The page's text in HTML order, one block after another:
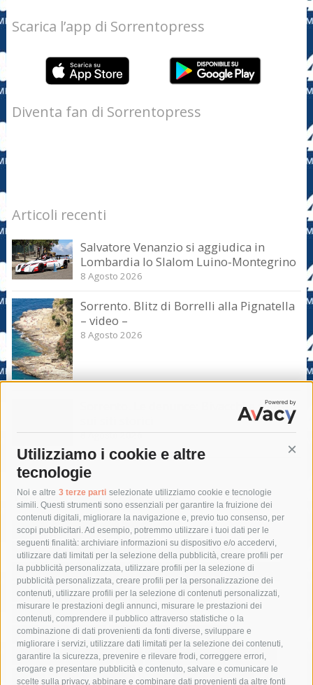
Utilizziamo i cookie e altre
tecnologie
Noi e altre 3 terze parti selezionate utilizziamo cookie e tecnologie
simili. Questi strumenti sono essenziali per garantire la fruizione dei
contenuti digitali, migliorare la navigazione e, previo tuo consenso, per
scopi pubblicitari. Ad esempio, potremmo utilizzare i tuoi dati per le
seguenti finalità: archiviare informazioni su dispositivo e/o accedervi,
utilizzare dati limitati per la selezione della pubblicità, creare profili per
la pubblicità personalizzata, utilizzare profili per la selezione di
pubblicità personalizzata, creare profili per la personalizzazione dei
contenuti, utilizzare profili per la selezione di contenuti personalizzati,
misurare le prestazioni degli annunci, misurare le prestazioni dei
contenuti, comprendere il pubblico attraverso statistiche o la
combinazione di dati provenienti da fonti diverse, sviluppare e
migliorare i servizi, utilizzare dati limitati per la selezione dei contenuti,
garantire la sicurezza, prevenire e rilevare frodi, correggere errori,
erogare e presentare pubblicità e contenuto, salvare e comunicare le
scelte sulla privacy, abbinare e combinare dati provenienti da altre fonti
Scarica l’app di Sorrentopress
Diventa fan di Sorrentopress
Articoli recenti
Salvatore Venanzio si aggiudica in
Lombardia lo Slalom Luino-Montegrino
8 Agosto 2026
Sorrento. Blitz di Borrelli alla Pignatella
– video –
8 Agosto 2026
Sorrento. Le denunce: Bivacchi e rifiuti
8 Agosto 2026
Tag
acqua allerta meteo
anas
area marina protetta di punta campanella
arresto
Asl Napoli 3 sud
capitaneria di porto capri
carabinieri
castellammare di stabia
circumvesuviana
comune di sorrento
concerto
contagi
costiera amalfitana
covid-19 eav
elezioni
fondazione sorrento
gori guardia costiera
incidente
lavori
lorenzo balducelli mare massa lubrense